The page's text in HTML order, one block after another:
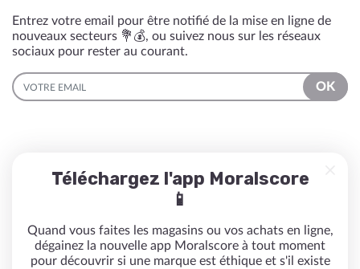
Entrez votre email pour être notifié de la mise en ligne de
nouveaux secteurs 💐💰, ou suivez nous sur les réseaux
sociaux pour rester au courant.
EMAIL
OK
Téléchargez l'app Moralscore
📱
Quand vous faites les magasins ou vos achats en ligne,
dégainez la nouvelle app Moralscore à tout moment
pour découvrir si une marque est éthique et s'il existe